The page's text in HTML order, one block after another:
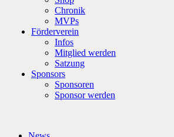
Chronik
MVPs
Förderverein
Infos
Mitglied werden
Satzung
Sponsors
Sponsoren
Sponsor werden